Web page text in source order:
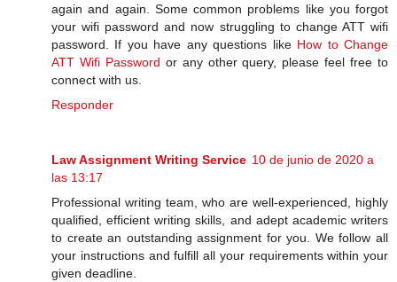
again and again. Some common problems like you forgot
your wifi password and now struggling to change ATT wifi
password. If you have any questions like How to Change
ATT Wifi Password or any other query, please feel free to
connect with us.
Responder
Law Assignment Writing Service 10 de junio de 2020 a
las 13:17
Professional writing team, who are well-experienced, highly
qualified, efficient writing skills, and adept academic writers
to create an outstanding assignment for you. We follow all
your instructions and fulfill all your requirements within your
given deadline.